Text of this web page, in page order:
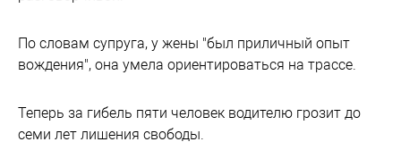
По словам супруга, у жены "был приличный опыт
вождения", она умела ориентироваться на трассе.
Теперь за гибель пяти человек водителю грозит до
семи лет лишения свободы.